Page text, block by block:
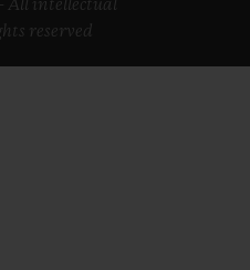
All intellectual
reserved